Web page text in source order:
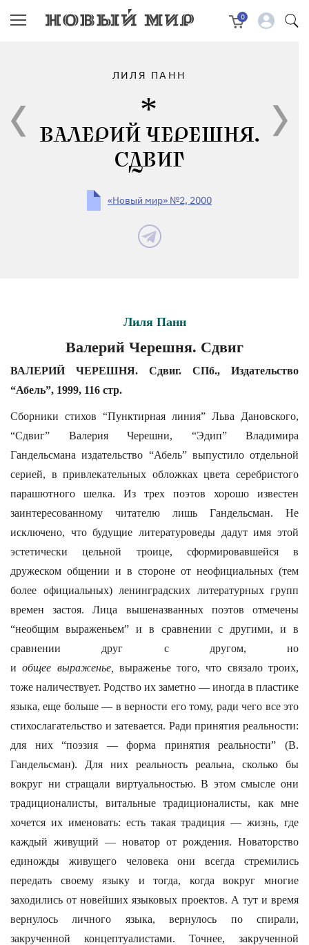
0
ЛИЛЯ ПАНН
ВАЛЕРИЙ ЧЕРЕШНЯ.
СДВИГ
«Новый мир» №2, 2000
Лиля Панн
Валерий Черешня. Сдвиг
ВАЛЕРИЙ ЧЕРЕШНЯ. Сдвиг. СПб., Издательство
“Абель”, 1999, 116 стр.
Сборники стихов “Пунктирная линия” Льва Дановского,
“Сдвиг” Валерия Черешни, “Эдип” Владимира
Гандельсмана издательство “Абель” выпустило отдельной
серией, в привлекательных обложках цвета серебристого
парашютного шелка. Из трех поэтов хорошо известен
заинтересованному читателю лишь Гандельсман. Не
исключено, что будущие литературоведы дадут имя этой
эстетически цельной троице, сформировавшейся в
дружеском общении и в стороне от неофициальных (тем
более официальных) ленинградских литературных групп
времен застоя. Лица вышеназванных поэтов отмечены
“необщим выраженьем” и в сравнении с другими, и в
сравнении друг с другом, но
иобщее выраженье,
выраженье того, что связало троих,
тоже наличествует. Родство их заметно — иногда в пластике
языка, еще больше — в верности его тому, ради чего все это
стихослагательство и затевается. Ради принятия реальности:
для них “поэзия — форма принятия реальности” (В.
Гандельсман). Для них реальность реальна, сколько бы
вокруг ни стращали виртуальностью. В этом смысле они
традиционалисты, витальные традиционалисты, как мне
хочется их именовать: есть такая традиция — жизнь, где
каждый живущий — новатор от рождения. Новаторство
единожды живущего человека они всегда стремились
передать своему языку и тогда, когда вокруг многие
заходились от новейших языковых проектов. А тут и время
вернулось личного языка, вернулось по спирали,
закрученной концептуалистами. Точнее, закрученной